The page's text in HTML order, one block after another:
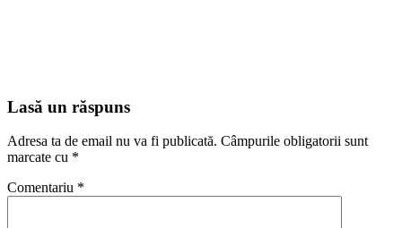
Lasă un răspuns
Adresa ta de email nu va fi publicată. Câmpurile obligatorii sunt
marcate cu *
Comentariu *